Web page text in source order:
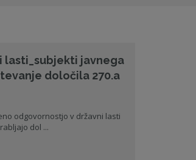
lasti_subjekti javnega
določila 270.a
odgovornostjo v državni lasti
dol ...